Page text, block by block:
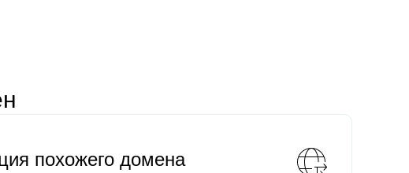
похожего домена